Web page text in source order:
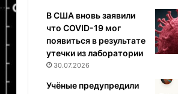
В США вновь заявили
что COVID-19 мог
появиться в результате
утечки из лаборатории
30.07.2026
Учёные предупредили